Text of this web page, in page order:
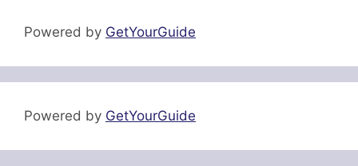
Powered by GetYourGuide
Powered by GetYourGuide